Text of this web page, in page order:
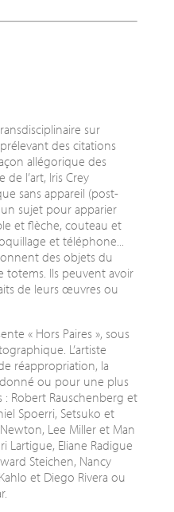
sur
des citations
allégorique des
l’art, Iris Crey
sans appareil (post-
sujet pour apparier
et flèche, couteau et
et téléphone...
des objets du
totems. Ils peuvent avoir
de leurs œuvres ou
« Hors Paires », sous
L’artiste
réappropriation, la
ou pour une plus
Robert Rauschenberg et
Spoerri, Setsuko et
Lee Miller et Man
Lartigue, Eliane Radigue
Steichen, Nancy
et Diego Rivera ou